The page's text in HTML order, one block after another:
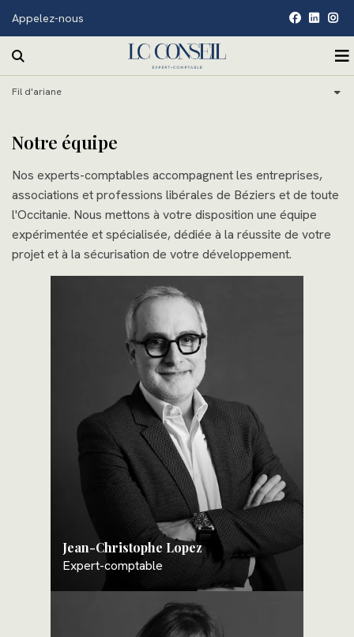
Appelez-nous facebook
linkedin
Accueil
Notre cabinet
Nos bureaux
Notre équipe
Juridique
Conseil et gestion
Professions libérales
Secteur Agricole
Organismes de Gestion de l’Enseignement Catholique
Sociétés Coopératives Ouvrières de Production
Actualités
Actualités
Contact
Rechercher sur le site
Fil d'ariane
Notre équipe
Nos experts-comptables accompagnent les entreprises,
associations et professions libérales de Béziers et de toute
l'Occitanie. Nous mettons à votre disposition une équipe
expérimentée et spécialisée, dédiée à la réussite de votre
projet et à la sécurisation de votre développement.
Jean-Christophe Lopez
Expert-comptable